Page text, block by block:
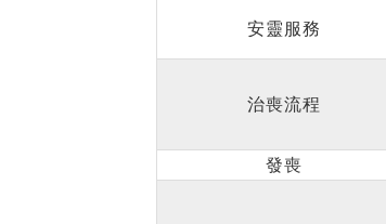
安靈服務
治喪流程
發喪